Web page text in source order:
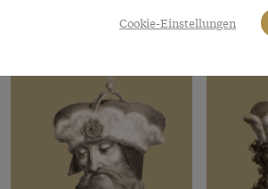
Cookie-Einstellungen